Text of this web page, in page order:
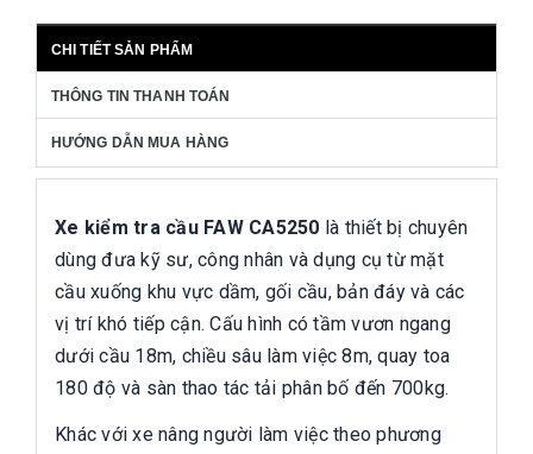
CHI TIẾT SẢN PHẨM
THÔNG TIN THANH TOÁN
HƯỚNG DẪN MUA HÀNG
Xe kiểm tra cầu FAW CA5250 là thiết bị chuyên
dùng đưa kỹ sư, công nhân và dụng cụ từ mặt
cầu xuống khu vực dầm, gối cầu, bản đáy và các
vị trí khó tiếp cận. Cấu hình có tầm vươn ngang
dưới cầu 18m, chiều sâu làm việc 8m, quay toa
180 độ và sàn thao tác tải phân bố đến 700kg.
Khác với xe nâng người làm việc theo phương